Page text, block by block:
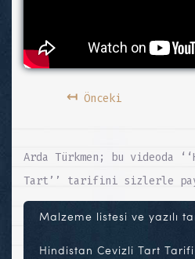
↤Önceki
Arda Türkmen; bu videoda
Tart’’ tarifini sizlerle
Malzeme listesi ve yazılı
Hindistan Cevizli Tart Tarifi